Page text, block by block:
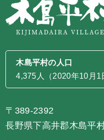
木島平村の人口
4,375人（2020年10月1
〒389-2392
長野県下高井郡木島平